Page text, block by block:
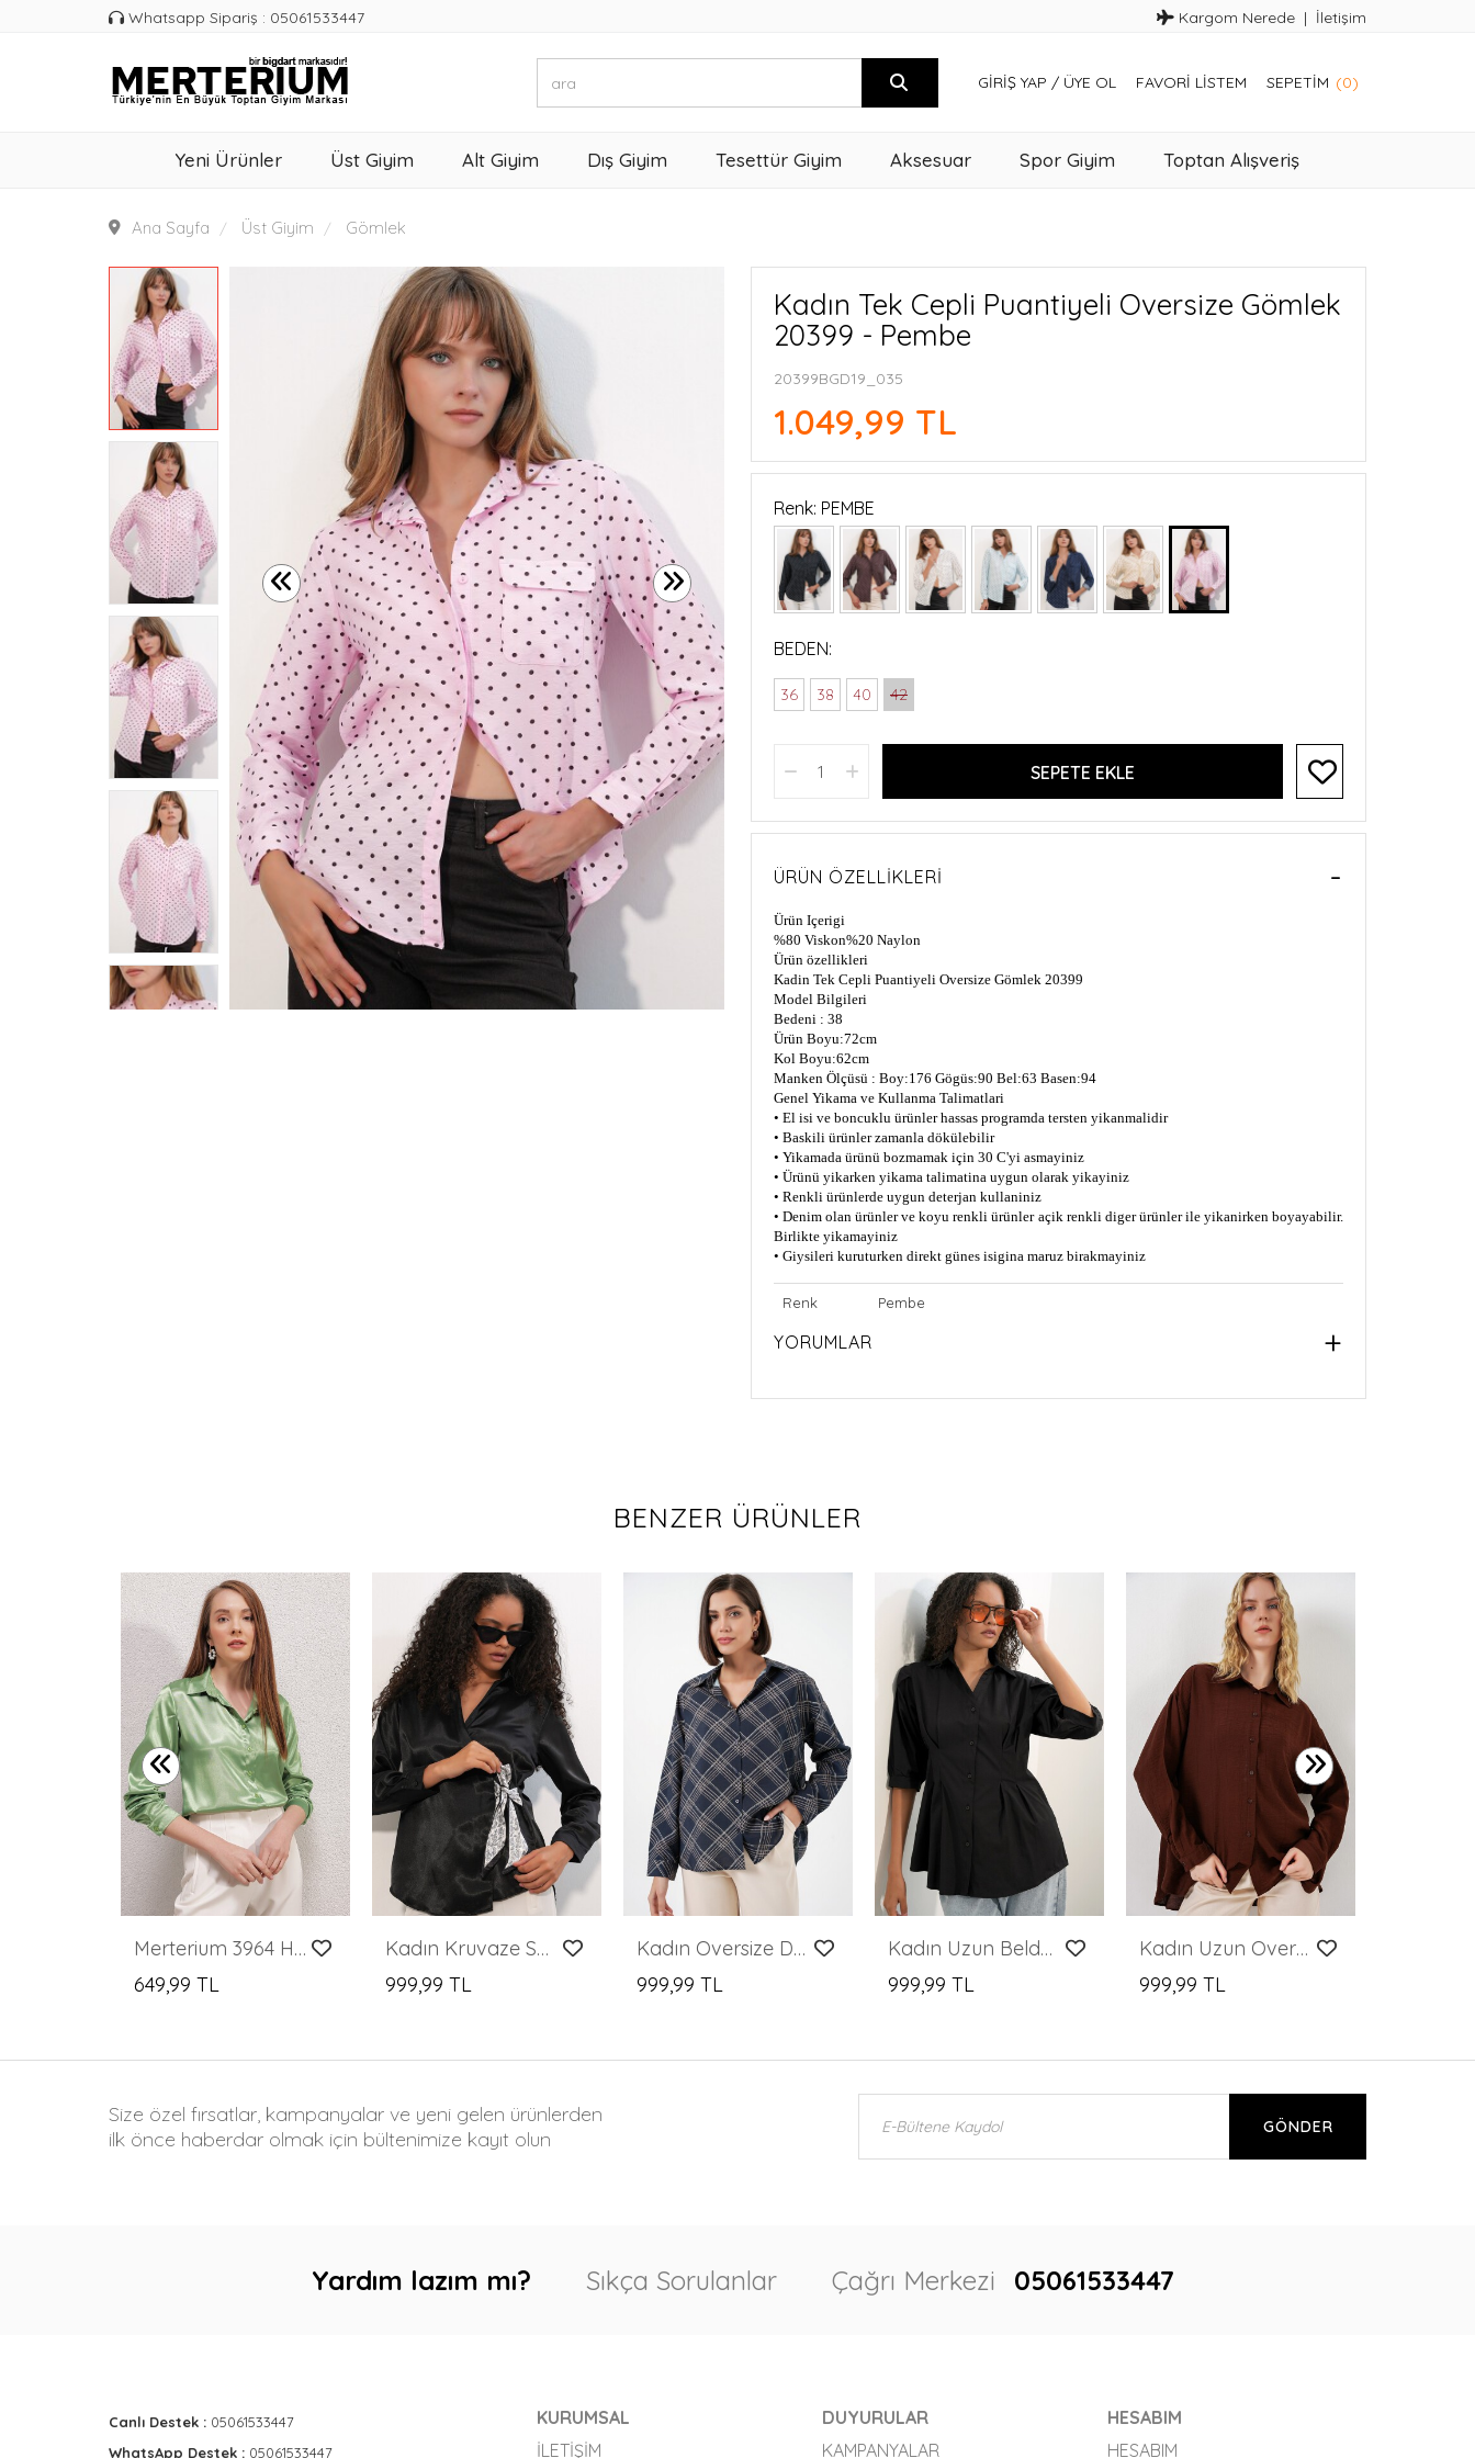
Whatsapp Sipariş : 05061533447 Kargom Nerede İletişim
GIRIŞ YAP / ÜYE OL FAVORI LISTEM SEPETIM (0)
Yeni Ürünler Üst Giyim Alt Giyim Dış Giyim Tesettür Giyim Aksesuar Spor Giyim Toptan Alışveriş
Ana Sayfa Üst Giyim Gömlek
Kadın Tek Cepli Puantiyeli Oversize Gömlek
20399 - Pembe
20399BGD19_035
1.049,99 TL
Renk: PEMBE
BEDEN:
36 38 40 42
SEPETE EKLE
ÜRÜN ÖZELLIKLERI
Ürün Içerigi
%80 Viskon%20 Naylon
Ürün özellikleri
Kadin Tek Cepli Puantiyeli Oversize Gömlek 20399
Model Bilgileri
Bedeni : 38
Ürün Boyu:72cm
Kol Boyu:62cm
Manken Ölçüsü : Boy:176 Gögüs:90 Bel:63 Basen:94
Genel Yikama ve Kullanma Talimatlari
• El isi ve boncuklu ürünler hassas programda tersten yikanmalidir
• Baskili ürünler zamanla dökülebilir
• Yikamada ürünü bozmamak için 30 C'yi asmayiniz
• Ürünü yikarken yikama talimatina uygun olarak yikayiniz
• Renkli ürünlerde uygun deterjan kullaniniz
• Denim olan ürünler ve koyu renkli ürünler açik renkli diger ürünler ile yikanirken boyayabilir.
Birlikte yikamayiniz
• Giysileri kuruturken direkt günes isigina maruz birakmayiniz
Renk Pembe
YORUMLAR
BENZER ÜRÜNLER
Merterium 3964 Hafif Dökümlü Saten Gömlek - Y.Yeşil
649,99 TL
Kadın Kruvaze Saten Gömlek 20386 - Siyah
999,99 TL
Kadın Oversize Desenli Gömlek 20372 - Lacivert
999,99 TL
Kadın Uzun Belden Oturtmalı Gömlek 20383 - Siyah
999,99 TL
Kadın Uzun Oversize Gömlek 20334 - Kahverengi
999,99 TL
Size özel fırsatlar, kampanyalar ve yeni gelen ürünlerden
ilk önce haberdar olmak için bültenimize kayıt olun
GÖNDER
Yardım lazım mı? Sıkça Sorulanlar Çağrı Merkezi 05061533447
Canlı Destek : 05061533447
WhatsApp Destek : 05061533447
KURUMSAL
İLETIŞIM
DUYURULAR
KAMPANYALAR
HESABIM
HESABIM